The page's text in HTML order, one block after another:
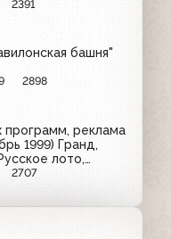
Черноголовки,
2391
башня"
2898
программ, реклама
1999) Гранд,
лото,
Москвы,
2707